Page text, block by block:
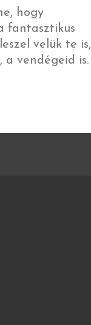
hogy
fantasztikus
velük te is,
a vendégeid is.